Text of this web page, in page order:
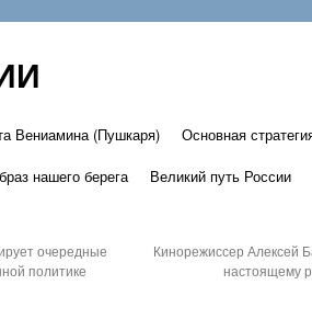
Вениамина (Пушкаря) Основная
нашего берега Великий путь России
очередные
политике
Кинорежиссер Алексей
настоящему